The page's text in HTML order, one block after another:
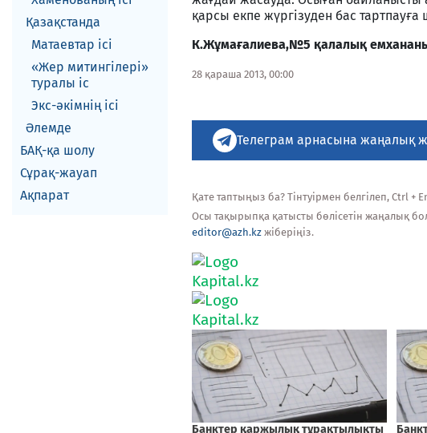
Қазақстанда
Матаевтар ici
«Жер митингілері»
туралы іс
Экс-әкiмнiң iсi
Әлемде
БАҚ-қа шолу
Сұрақ-жауап
Ақпарат
қарсы екпе жүргізуден бас
К.Жұмағалиева,№5 қалалық
28 қараша 2013, 00:00
Телеграм арнасына жаңалық
Қате таптыңыз ба? Тінтуірмен белгілеп, Ctrl +
Осы тақырыпқа қатысты бөлісетін жаңалық
editor@azh.kz жіберіңіз.